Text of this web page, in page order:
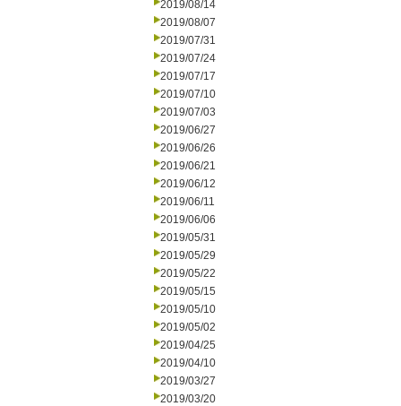
2019/08/14
2019/08/07
2019/07/31
2019/07/24
2019/07/17
2019/07/10
2019/07/03
2019/06/27
2019/06/26
2019/06/21
2019/06/12
2019/06/11
2019/06/06
2019/05/31
2019/05/29
2019/05/22
2019/05/15
2019/05/10
2019/05/02
2019/04/25
2019/04/10
2019/03/27
2019/03/20